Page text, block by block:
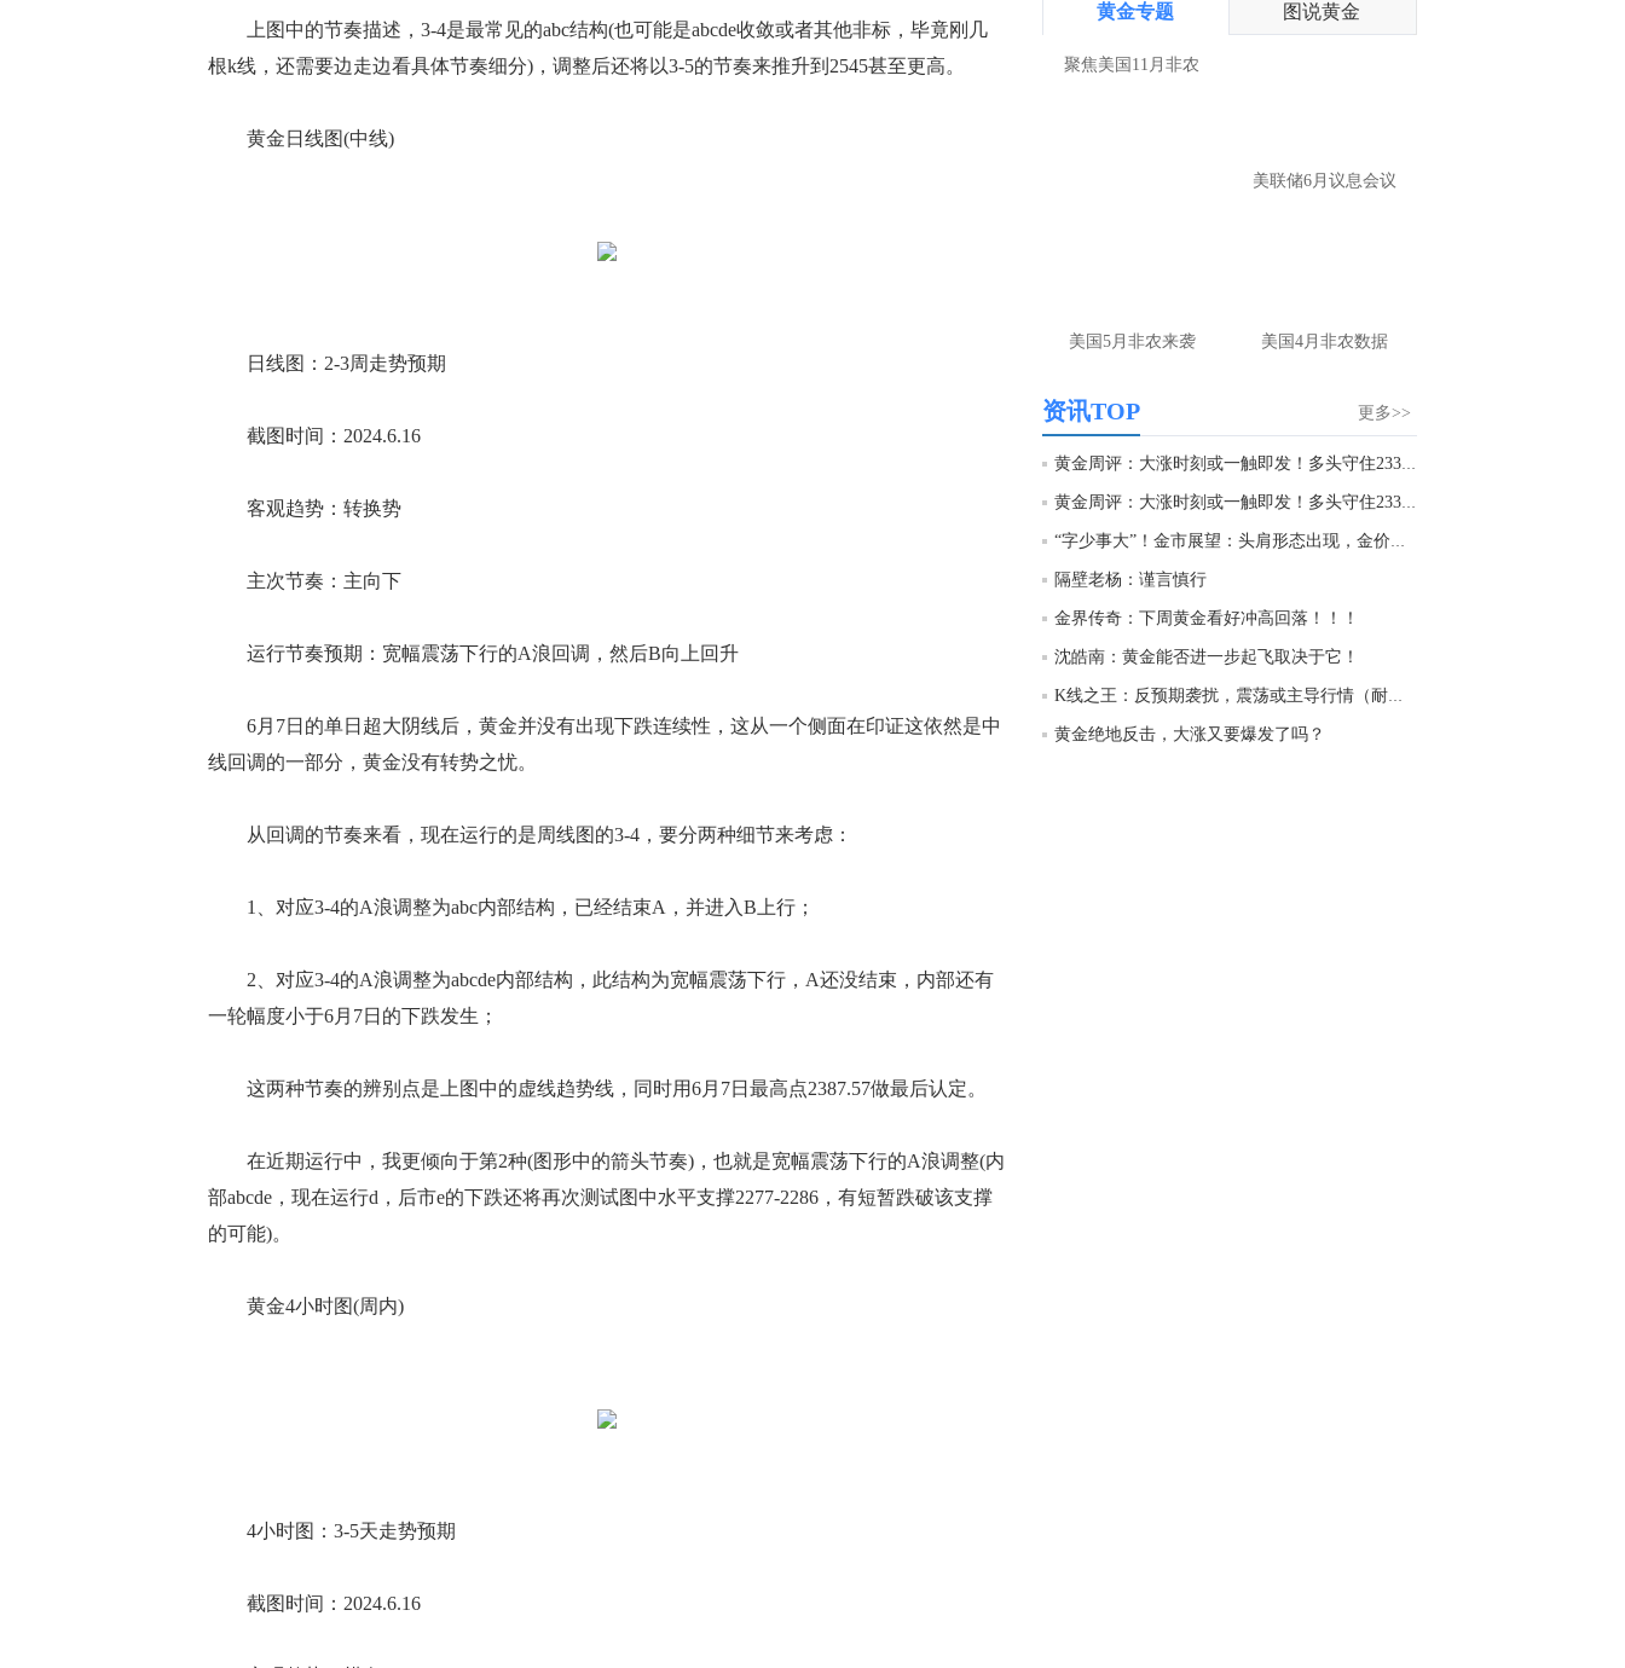
上图中的节奏描述，3-4是最常见的abc结构(也可能是abcde收敛或者其他非标，毕竟刚几
根k线，还需要边走边看具体节奏细分)，调整后还将以3-5的节奏来推升到2545甚至更高。
黄金日线图(中线)
日线图：2-3周走势预期
截图时间：2024.6.16
客观趋势：转换势
主次节奏：主向下
运行节奏预期：宽幅震荡下行的A浪回调，然后B向上回升
6月7日的单日超大阴线后，黄金并没有出现下跌连续性，这从一个侧面在印证这依然是中
线回调的一部分，黄金没有转势之忧。
从回调的节奏来看，现在运行的是周线图的3-4，要分两种细节来考虑：
1、对应3-4的A浪调整为abc内部结构，已经结束A，并进入B上行；
2、对应3-4的A浪调整为abcde内部结构，此结构为宽幅震荡下行，A还没结束，内部还有
一轮幅度小于6月7日的下跌发生；
这两种节奏的辨别点是上图中的虚线趋势线，同时用6月7日最高点2387.57做最后认定。
在近期运行中，我更倾向于第2种(图形中的箭头节奏)，也就是宽幅震荡下行的A浪调整(内
部abcde，现在运行d，后市e的下跌还将再次测试图中水平支撑2277-2286，有短暂跌破该支撑
的可能)。
黄金4小时图(周内)
4小时图：3-5天走势预期
截图时间：2024.6.16
黄金专题 图说黄金
聚焦美国11月非农
美联储6月议息会议
美国5月非农来袭 美国4月非农数据
更多>>
资讯TOP
黄金周评：大涨时刻或一触即发！多头守住2330、...
黄金周评：大涨时刻或一触即发！多头守住2330、...
“字少事大”！金市展望：头肩形态出现，金价风...
隔壁老杨：谨言慎行
金界传奇：下周黄金看好冲高回落！！！
沈皓南：黄金能否进一步起飞取决于它！
K线之王：反预期袭扰，震荡或主导行情（耐心）
黄金绝地反击，大涨又要爆发了吗？